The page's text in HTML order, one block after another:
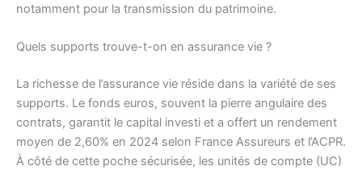
notamment pour la transmission du patrimoine.
Quels supports trouve-t-on en assurance vie ?
La richesse de l’assurance vie réside dans la variété de ses
supports. Le fonds euros, souvent la pierre angulaire des
contrats, garantit le capital investi et a offert un rendement
moyen de 2,60% en 2024 selon France Assureurs et l’ACPR.
À côté de cette poche sécurisée, les unités de compte (UC)